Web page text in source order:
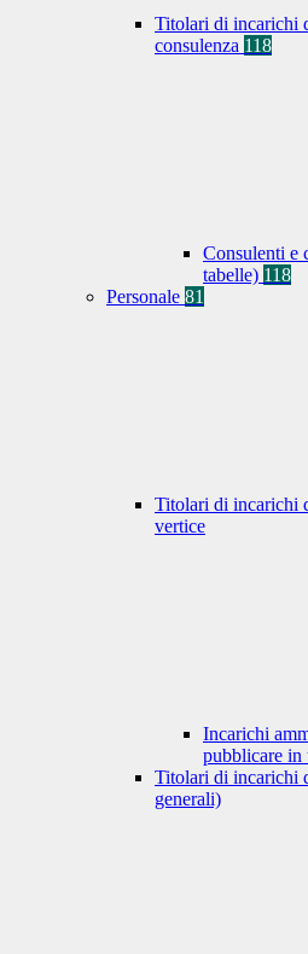
Titolari di incarichi
consulenza 118
Consulenti e
tabelle) 118
Personale 81
Titolari di incarichi
vertice
Incarichi
pubblicare in
Titolari di incarichi
generali)